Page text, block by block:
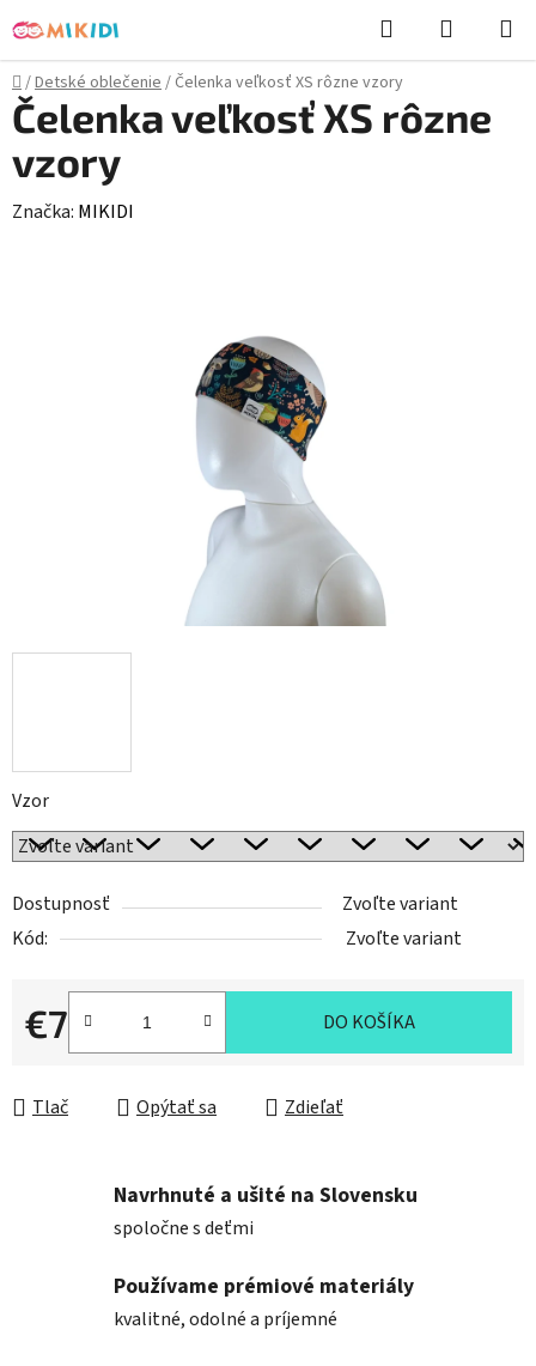
na
obsah
Hľadať
KOŠÍK
Domov
/Detské oblečenie/ Čelenka veľkosť XS rôzne vzory
Vzor
Dostupnosť
Zvoľte variant
Kód:
Zvoľte variant
€7
Jednotková cena:
DO KOŠÍKA
Tlač Opýtať sa Zdieľať
Čelenka veľkosť XS rôzne
vzory
Značka: MIKIDI
Navrhnuté a ušité na Slovensku
spoločne s deťmi
Používame prémiové materiály
kvalitné, odolné a príjemné